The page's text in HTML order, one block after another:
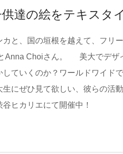
供達の絵をテキス
と、国の垣根を越えて、フリ
Anna Choiさん。 美大でデザ
ていくのか？ワールドワイド
にぜひ見て欲しい、彼らの活
ヒカリエにて開催中！